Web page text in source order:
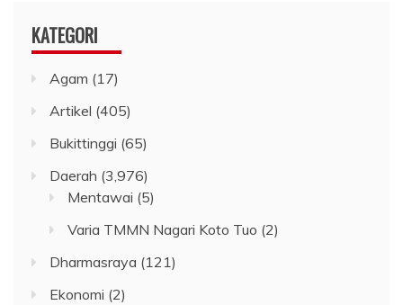
KATEGORI
Agam (17)
Artikel (405)
Bukittinggi (65)
Daerah (3,976)
Mentawai (5)
Varia TMMN Nagari Koto Tuo (2)
Dharmasraya (121)
Ekonomi (2)